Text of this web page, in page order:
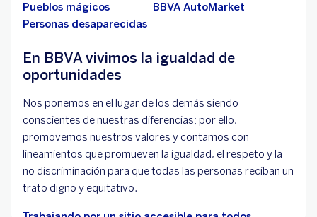
Pueblos mágicos
BBVA AutoMarket
Personas desaparecidas
En BBVA vivimos la igualdad de
oportunidades
Nos ponemos en el lugar de los demás siendo
conscientes de nuestras diferencias; por ello,
promovemos nuestros valores y contamos con
lineamientos que promueven la igualdad, el respeto y la
no discriminación para que todas las personas reciban un
trato digno y equitativo.